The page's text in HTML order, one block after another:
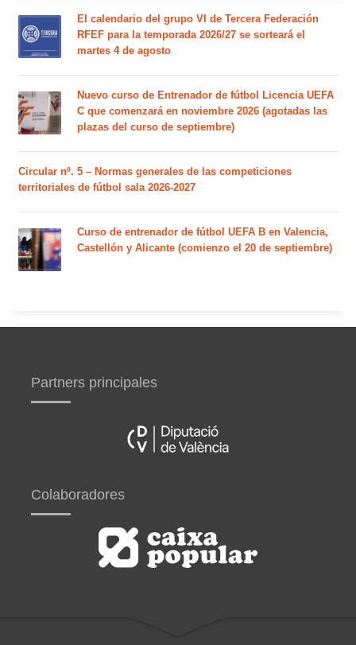
El calendario del grupo VI de Tercera Federación
RFEF para la temporada 2026/27 se sorteará el
martes 4 de agosto
Nuevo curso de Entrenador de fútbol Licencia UEFA
C que comenzará en noviembre 2026 (agotadas las
plazas del curso de septiembre)
Circular nº. 5 – Normas generales de las competiciones
territoriales de fútbol sala 2026-2027
Curso de entrenador de fútbol UEFA B en Valencia,
Castellón y Alicante (comienzo el 20 de septiembre)
Partners principales
Colaboradores